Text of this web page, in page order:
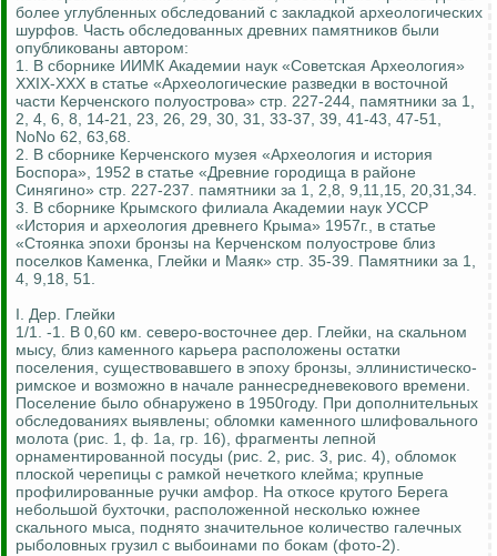
более углубленных обследований с закладкой археологических
шурфов. Часть обследованных древних памятников были
опубликованы автором:
1. В сборнике ИИМК Академии наук «Советская Археология»
XXIX-XXX в статье «Археологические разведки в восточной
части Керченского полуострова» стр. 227-244, памятники за 1,
2, 4, 6, 8, 14-21, 23, 26, 29, 30, 31, 33-37, 39, 41-43, 47-51,
NoNo 62, 63,68.
2. В сборнике Керченского музея «Археология и история
Боспора», 1952 в статье «Древние городища в районе
Синягино» стр. 227-237. памятники за 1, 2,8, 9,11,15, 20,31,34.
3. В сборнике Крымского филиала Академии наук УССР
«История и археология древнего Крыма» 1957г., в статье
«Стоянка эпохи бронзы на Керченском полуострове близ
поселков Каменка, Глейки и Маяк» стр. 35-39. Памятники за 1,
4, 9,18, 51.
I. Дер. Глейки
1/1. -1. В 0,60 км. северо-восточнее дер. Глейки, на скальном
мысу, близ каменного карьера расположены остатки
поселения, существовавшего в эпоху бронзы, эллинистическо-
римское и возможно в начале раннесредневекового времени.
Поселение было обнаружено в 1950году. При дополнительных
обследованиях выявлены; обломки каменного шлифовального
молота (рис. 1, ф. 1а, гр. 16), фрагменты лепной
орнаментированной посуды (рис. 2, рис. 3, рис. 4), обломок
плоской черепицы с рамкой нечеткого клейма; крупные
профилированные ручки амфор. На откосе крутого Берега
небольшой бухточки, расположенной несколько южнее
скального мыса, поднято значительное количество галечных
рыболовных грузил с выбоинами по бокам (фото-2).